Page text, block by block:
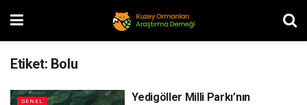
Etiket: Bolu
GENEL
Yedigöller Milli Parkı’nın